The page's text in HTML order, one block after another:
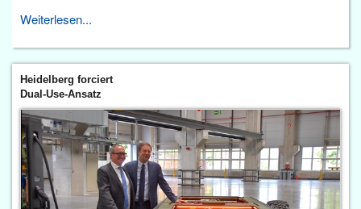
Weiterlesen...
Heidelberg forciert
Dual-Use-Ansatz